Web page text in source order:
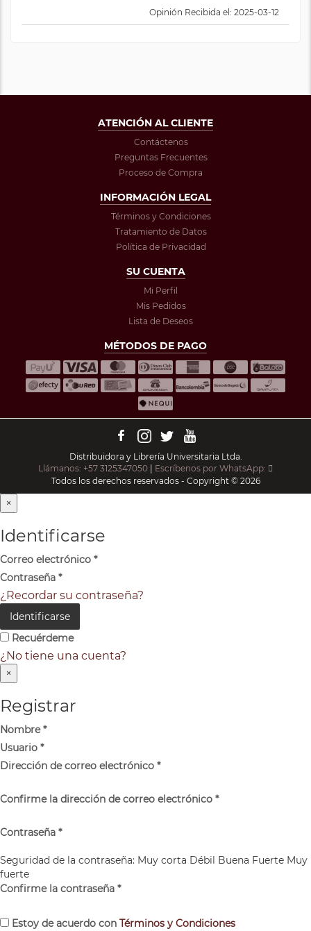
Opinión Recibida el: 2025-03-12
ATENCIÓN AL CLIENTE
Contáctenos
Preguntas Frecuentes
Proceso de Compra
INFORMACIÓN LEGAL
Términos y Condiciones
Tratamiento de Datos
Política de Privacidad
SU CUENTA
Mi Perfil
Mis Pedidos
Lista de Deseos
MÉTODOS DE PAGO
Distribuidora y Librería Universitaria Ltda.
Llámanos: +57 3125347050
Escríbenos por WhatsApp:
Todos los derechos reservados - Copyright © 2026
×
Identificarse
Correo electrónico *
Contraseña *
¿Recordar su contraseña?
Identificarse
Recuérdeme
¿No tiene una cuenta?
×
Registrar
Nombre*
Usuario *
Dirección de correo electrónico *
Confirme la dirección de correo electrónico *
Contraseña *
Seguridad de la contraseña: Muy corta Débil Buena Fuerte Muy
fuerte
Confirme la contraseña *
Estoy de acuerdo con Términos y Condiciones